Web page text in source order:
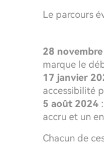
Le parcours
28
marque le
17 janvier
accessibilité
5 août 2024
accru et un
Chacun de